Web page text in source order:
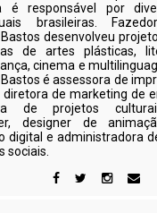
é responsável por
brasileiras.
desenvolveu
de artes plásticas,
cinema e
é assessora de
diretora de marketing de
de projetos
designer de
digital e administradora
sociais.